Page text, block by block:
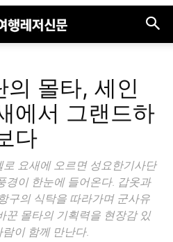
의 몰타, 세인
에서 그랜드하
다
요새에 오르면 성요한기사단
경이 한눈에 들어온다. 갑옷과
구의 식탁을 따라가며 군사유
꾼 몰타의 기획력을 현장감 있
이 함께 만난다.